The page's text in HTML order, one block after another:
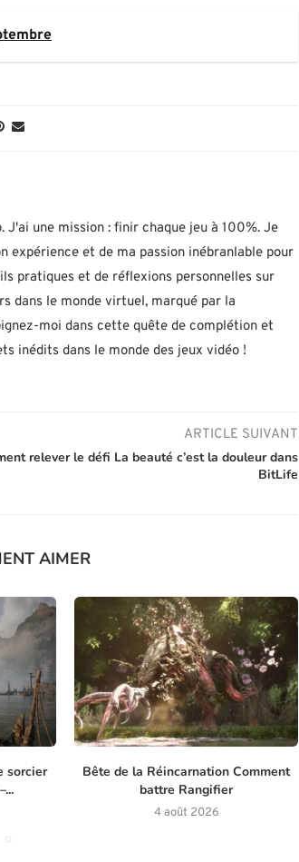
une mission : finir chaque jeu à 100%. Je
expérience et de ma passion inébranlable pour
pratiques et de réflexions personnelles sur
dans le monde virtuel, marqué par la
moi dans cette quête de complétion et
inédits dans le monde des jeux vidéo !
ARTICLE SUIVANT
relever le défi La beauté c’est la douleur dans
BitLife
AIMER
sorcier
Bête de la Réincarnation Comment
battre Rangifier
4 août 2026